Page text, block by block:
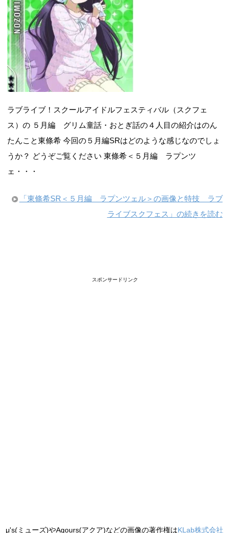
ラブライブ！スクールアイドルフェスティバル（スクフェ
ス）の ５月編 グリム童話・おとぎ話の４人目の紹介はのん
たんこと東條希 今回の５月編SRはどのような感じなのでしょ
うか？ どうぞご覧ください 東條希＜５月編 ラプンツ
ェ・・・
「東條希SR＜５月編 ラプンツェル＞の画像と特技 ラブ
ライブスクフェス」の続きを読む
スポンサードリンク
μ's(ミューズ)やAqours(アクア)などの画像の著作権はKLab株式会社